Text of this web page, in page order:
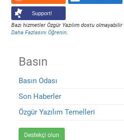
Support!
Bazı hizmetler Özgür Yazılım dostu
Daha Fazlasını Öğrenin.
Basın
Basın Odası
Son Haberler
Özgür Yazılım Temelleri
Destekçi olun